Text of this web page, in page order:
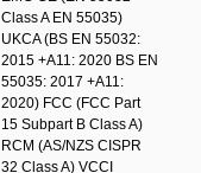
Class A EN 55035)
UKCA (BS EN 55032:
2015 +A11: 2020 BS EN
55035: 2017 +A11:
2020) FCC (FCC Part
15 Subpart B Class A)
RCM (AS/NZS CISPR
32 Class A) VCCI